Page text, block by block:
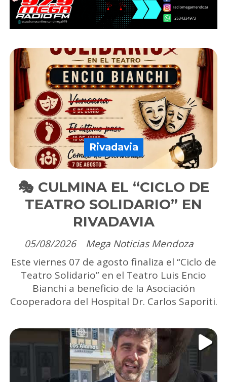
🎭 CULMINA EL “CICLO DE
TEATRO SOLIDARIO” EN
RIVADAVIA
Mega Noticias Mendoza
Rivadavia
05/08/2026
Este viernes 07 de agosto finaliza el “Ciclo de
Teatro Solidario” en el Teatro Luis Encio
Bianchi a beneficio de la Asociación
Cooperadora del Hospital Dr. Carlos Saporiti.